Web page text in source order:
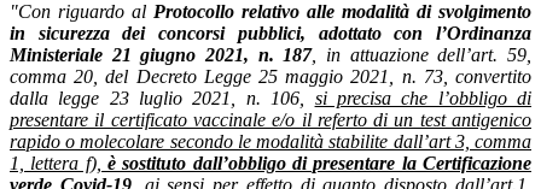
"Con riguardo al Protocollo relativo alle modalità di svolgimento
in sicurezza dei concorsi pubblici, adottato con l’Ordinanza
Ministeriale 21 giugno 2021, n. 187, in attuazione dell’art. 59,
comma 20, del Decreto Legge 25 maggio 2021, n. 73, convertito
dalla legge 23 luglio 2021, n. 106, si precisa che l’obbligo di
presentare il certificato vaccinale e/o il referto di un test antigenico
rapido o molecolare secondo le modalità stabilite dall’art 3, comma
1, lettera f), è sostituto dall’obbligo di presentare la Certificazione